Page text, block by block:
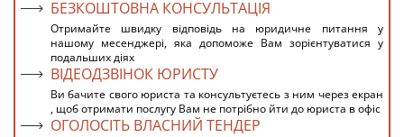
БЕЗКОШТОВНА КОНСУЛЬТАЦІЯ
Отримайте швидку відповідь на юридичне питання у
нашому месенджері, яка допоможе Вам зорієнтуватися у
подальших діях
ВІДЕОДЗВІНОК ЮРИСТУ
Ви бачите свого юриста та консультуєтесь з ним через екран
, щоб отримати послугу Вам не потрібно йти до юриста в офіс
ОГОЛОСІТЬ ВЛАСНИЙ ТЕНДЕР